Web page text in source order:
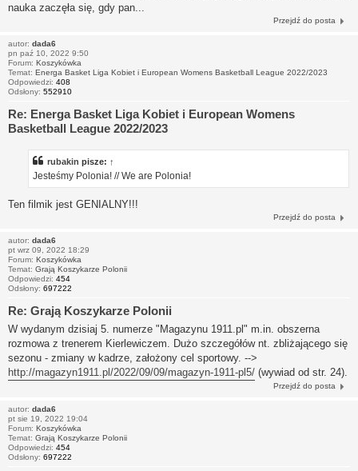
nauka zaczęła się, gdy pan...
Przejdź do posta
autor: dada6
pn paź 10, 2022 9:50
Forum: Koszykówka
Temat: Energa Basket Liga Kobiet i European Womens Basketball League 2022/2023
Odpowiedzi: 408
Odsłony: 552910
Re: Energa Basket Liga Kobiet i European Womens
Basketball League 2022/2023
rubakin pisze: ↑
Jesteśmy Polonia! // We are Polonia!
Ten filmik jest GENIALNY!!!
Przejdź do posta
autor: dada6
pt wrz 09, 2022 18:29
Forum: Koszykówka
Temat: Grają Koszykarze Polonii
Odpowiedzi: 454
Odsłony: 697222
Re: Grają Koszykarze Polonii
W wydanym dzisiaj 5. numerze "Magazynu 1911.pl" m.in. obszerna
rozmowa z trenerem Kierlewiczem. Dużo szczegółów nt. zbliżającego się
sezonu - zmiany w kadrze, założony cel sportowy. -->
http://magazyn1911.pl/2022/09/09/magazyn-1911-pl5/ (wywiad od str. 24).
Przejdź do posta
autor: dada6
pt sie 19, 2022 19:04
Forum: Koszykówka
Temat: Grają Koszykarze Polonii
Odpowiedzi: 454
Odsłony: 697222